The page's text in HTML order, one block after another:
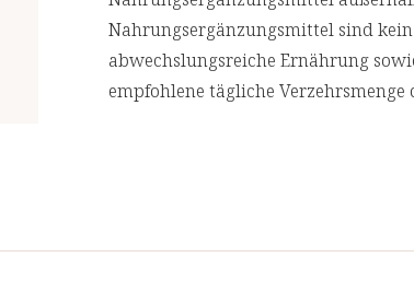
sehr ähnlich.
Guggul hilft bei der
Cholesterinspiegels. Guggul
Nahrungsergänzungsmittel sind
abwechslungsreiche Ernährung
empfohlene tägliche